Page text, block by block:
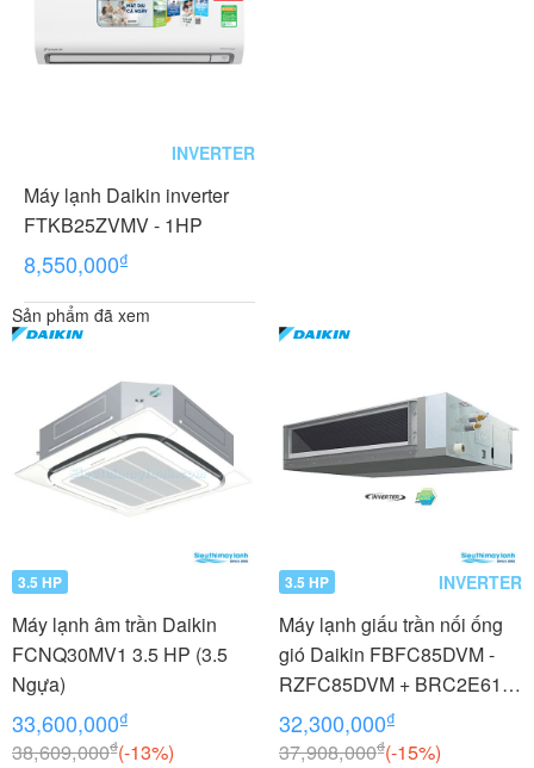
INVERTER
Máy lạnh Daikin inverter
FTKB25ZVMV - 1HP
8,550,000₫
Sản phẩm đã xem
3.5 HP
Máy lạnh âm trần Daikin
FCNQ30MV1 3.5 HP (3.5
Ngựa)
33,600,000₫
38,609,000₫(-13%)
3.5 HP INVERTER
Máy lạnh giấu trần nối ống
gió Daikin FBFC85DVM -
RZFC85DVM + BRC2E61
3.5 HP (3.5 Ngựa) Inverter
32,300,000₫
37,908,000₫(-15%)